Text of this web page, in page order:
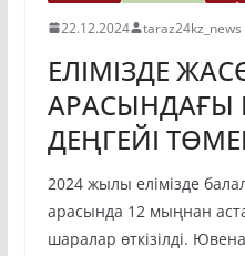
22.12.2024 taraz24kz_news
ЕЛІМІЗДЕ
ДЕҢГЕЙІ
2024 жылы елімізде
арасында 12 мыңнан
шаралар өткізілді.